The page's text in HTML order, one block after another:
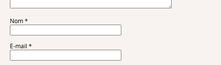
Nom *
E-mail *